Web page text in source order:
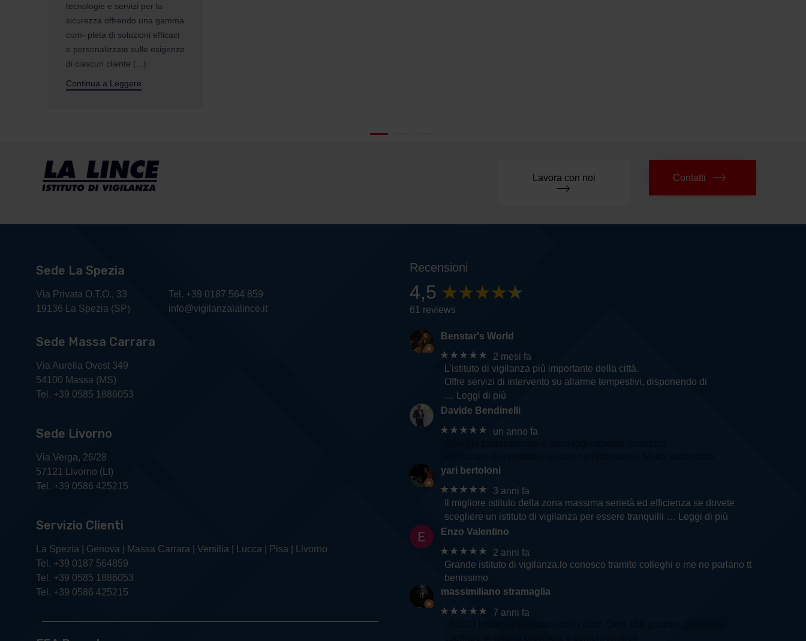
tecnologie e servizi per la
sicurezza offrendo una gamma
com- pleta di soluzioni efficaci
e personalizzate sulle esigenze
di ciascun cliente (...)
Continua a Leggere
Lavora con noi Contatti
Sede La Spezia
Via Privata O.T.O., 33
19136 La Spezia (SP)
Tel. +39 0187 564 859
info@vigilanzalalince.it
Sede Massa Carrara
Via Aurelia Ovest 349
54100 Massa (MS)
Tel. +39 0585 1886053
Sede Livorno
Via Verga, 26/28
57121 Livorno (LI)
Tel. +39 0586 425215
Servizio Clienti
La Spezia | Genova | Massa Carrara | Versilia | Lucca | Pisa | Livorno
Tel. +39 0187 564859
Tel. +39 0585 1886053
Tel. +39 0586 425215
Recensioni
4,5
61 reviews
Benstar's World
★★★★★
2 mesi fa
L'istituto di vigilanza più importante della città.
Offre servizi di intervento su allarme tempestivi, disponendo di
… Leggi di più
Davide Bendinelli
★★★★★
un anno fa
yari bertoloni
★★★★★
3 anni fa
Il migliore istituto della zona massima serietà ed efficienza se dovete
scegliere un istituto di vigilanza per essere tranquilli … Leggi di più
Enzo Valentino
★★★★★
2 anni fa
Grande istituto di vigilanza.lo conosco tramite colleghi e me ne parlano tt
benissimo
massimiliano stramaglia
★★★★★
7 anni fa